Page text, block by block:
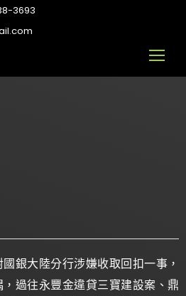
3693
銀大陸分行涉嫌收取回扣一事，
過往永豐金違貸三寶建設案、鼎